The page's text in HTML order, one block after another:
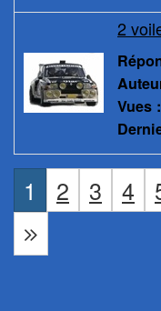
2
Vues :
1 2 3 4